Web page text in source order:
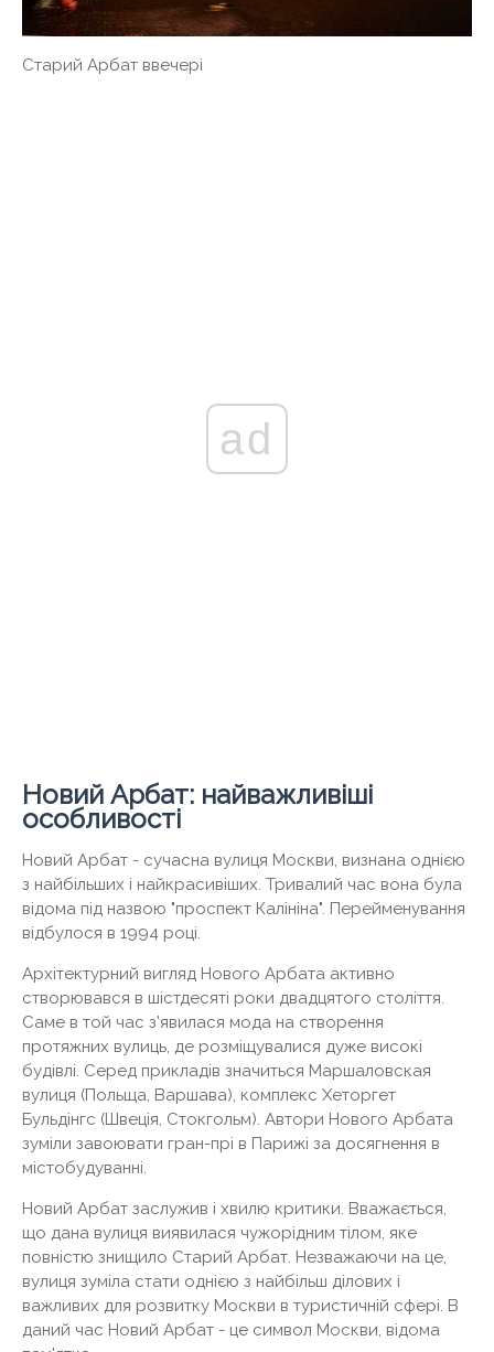
Старий Арбат ввечері
ad
Новий Арбат: найважливіші
особливості
Новий Арбат - сучасна вулиця Москви, визнана однією
з найбільших і найкрасивіших. Тривалий час вона була
відома під назвою "проспект Калініна". Перейменування
відбулося в 1994 році.
Архітектурний вигляд Нового Арбата активно
створювався в шістдесяті роки двадцятого століття.
Саме в той час з'явилася мода на створення
протяжних вулиць, де розміщувалися дуже високі
будівлі. Серед прикладів значиться Маршаловская
вулиця (Польща, Варшава), комплекс Хеторгет
Бульдінгс (Швеція, Стокгольм). Автори Нового Арбата
зуміли завоювати гран-прі в Парижі за досягнення в
містобудуванні.
Новий Арбат заслужив і хвилю критики. Вважається,
що дана вулиця виявилася чужорідним тілом, яке
повністю знищило Старий Арбат. Незважаючи на це,
вулиця зуміла стати однією з найбільш ділових і
важливих для розвитку Москви в туристичній сфері. В
даний час Новий Арбат - це символ Москви, відома